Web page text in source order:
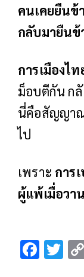
คนเคยยืน
กลับมายืนข้
การเมืองไท
ม็อบตีกัน ก
นี่คือสัญญาณ
ไป
เพราะ การ
ผู้แพ้เมื่อว
F T